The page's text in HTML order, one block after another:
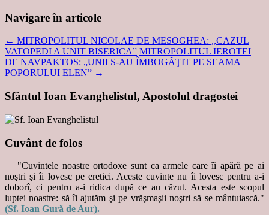
Navigare în articole
← MITROPOLITUL NICOLAE DE MESOGHEA: ,,CAZUL
VATOPEDI A UNIT BISERICA” MITROPOLITUL IEROTEI
DE NAVPAKTOS: „UNII S-AU ÎMBOGĂŢIT PE SEAMA
POPORULUI ELEN” →
Sfântul Ioan Evanghelistul, Apostolul dragostei
Cuvânt de folos
"Cuvintele noastre ortodoxe sunt ca armele care îi apără pe ai
noştri şi îi lovesc pe eretici. Aceste cuvinte nu îi lovesc pentru a-i
doborî, ci pentru a-i ridica după ce au căzut. Acesta este scopul
luptei noastre: să îi ajutăm şi pe vrăşmaşii noştri să se mântuiască."
(Sf. Ioan Gură de Aur).